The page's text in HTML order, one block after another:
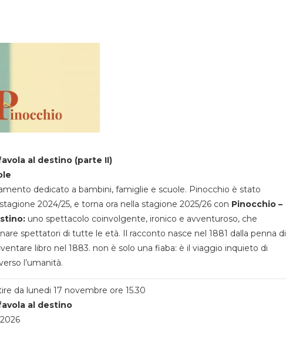
al destino (parte II)
dedicato a bambini, famiglie e scuole. Pinocchio è stato
2024/25, e torna ora nella stagione 2025/26 con Pinocchio –
uno spettacolo coinvolgente, ironico e avventuroso, che
spettatori di tutte le età. Il racconto nasce nel 1881 dalla penna di
libro nel 1883. non è solo una fiaba: è il viaggio inquieto di
l’umanità.
da lunedi 17 novembre ore 15.30
al destino